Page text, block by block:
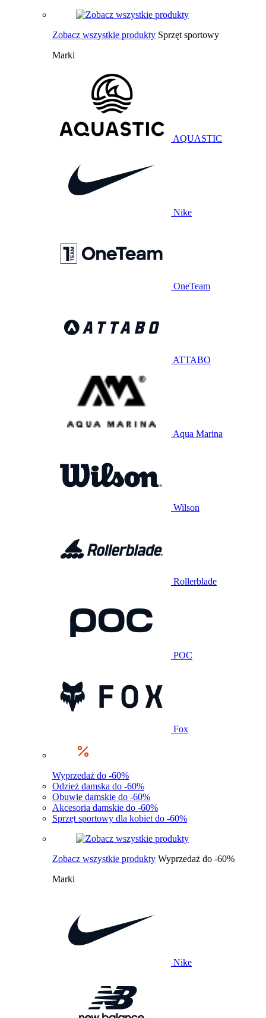
Zobacz wszystkie produkty Sprzęt sportowy
Marki
AQUASTIC
Nike
OneTeam
ATTABO
Aqua Marina
Wilson
Rollerblade
POC
Fox
Wyprzedaż do -60%
Odzież damska do -60%
Obuwie damskie do -60%
Akcesoria damskie do -60%
Sprzęt sportowy dla kobiet do -60%
Zobacz wszystkie produkty Wyprzedaż do -60%
Marki
Nike